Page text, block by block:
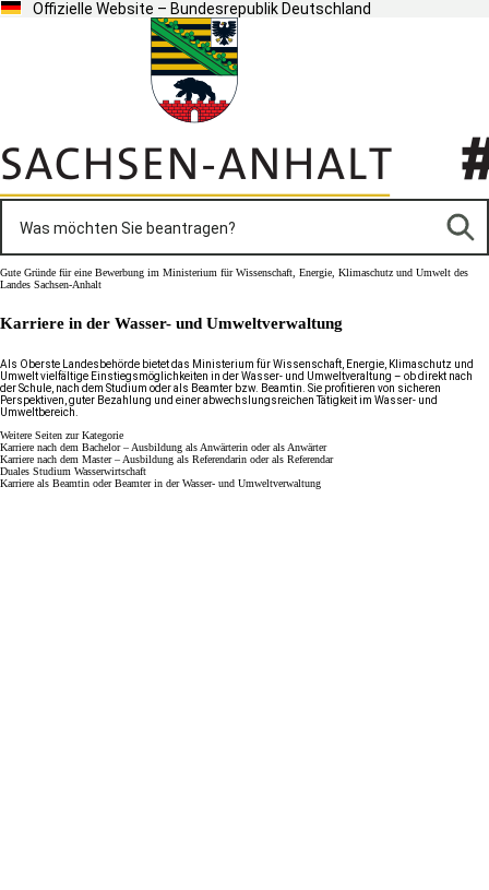
Offizielle Website – Bundesrepublik Deutschland
Gute Gründe für eine Bewerbung im Ministerium für Wissenschaft, Energie, Klimaschutz und Umwelt des
Landes Sachsen-Anhalt
Karriere in der Wasser- und Umweltverwaltung
Als Oberste Landesbehörde bietet das Ministerium für Wissenschaft, Energie, Klimaschutz und
Umwelt vielfältige Einstiegsmöglichkeiten in der Wasser- und Umweltveraltung – ob direkt nach
der Schule, nach dem Studium oder als Beamter bzw. Beamtin. Sie profitieren von sicheren
Perspektiven, guter Bezahlung und einer abwechslungsreichen Tätigkeit im Wasser- und
Umweltbereich.
Weitere Seiten zur Kategorie
Karriere nach dem Bachelor – Ausbildung als Anwärterin oder als Anwärter
Karriere nach dem Master – Ausbildung als Referendarin oder als Referendar
Duales Studium Wasserwirtschaft
Karriere als Beamtin oder Beamter in der Wasser- und Umweltverwaltung